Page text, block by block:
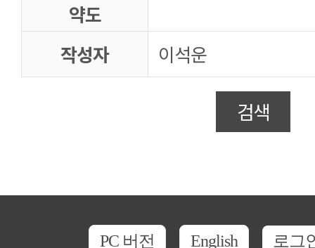
약도
작성자
이석운
검색
PC 버전 English 로그